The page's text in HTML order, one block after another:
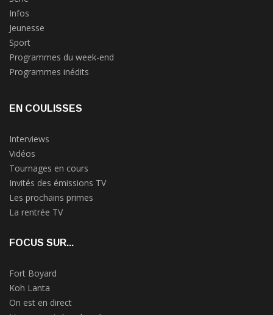
Infos
Jeunesse
Sport
Programmes du week-end
Programmes inédits
EN COULISSES
Interviews
Vidéos
Tournages en cours
Invités des émissions TV
Les prochains primes
La rentrée TV
FOCUS SUR...
Fort Boyard
Koh Lanta
On est en direct